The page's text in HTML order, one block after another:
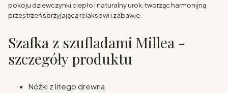
pokoju dziewczynki ciepło i naturalny urok, tworząc harmonijną
przestrzeń sprzyjającą relaksowi i zabawie.
Szafka z szufladami Millea -
szczegóły produktu
Nóżki z litego drewna